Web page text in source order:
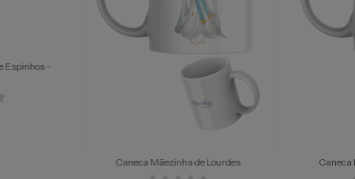
Espinhos -
Caneca Mãezinha de Lourdes